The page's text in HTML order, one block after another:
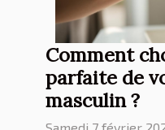
Comment
parfaite de
masculin ?